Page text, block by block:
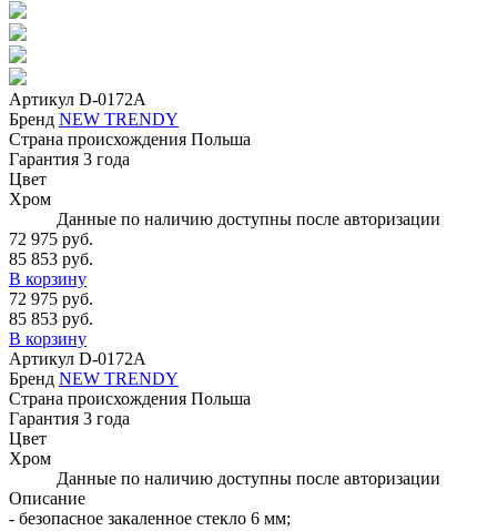
Артикул D-0172A
Бренд NEW TRENDY
Страна происхождения Польша
Гарантия 3 года
Цвет
Хром
Данные по наличию доступны после авторизации
72 975 руб.
85 853 руб.
В корзину
72 975 руб.
85 853 руб.
В корзину
Артикул D-0172A
Бренд NEW TRENDY
Страна происхождения Польша
Гарантия 3 года
Цвет
Хром
Данные по наличию доступны после авторизации
Описание
- безопасное закаленное стекло 6 мм;